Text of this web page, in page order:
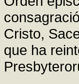
Cristo,
que ha